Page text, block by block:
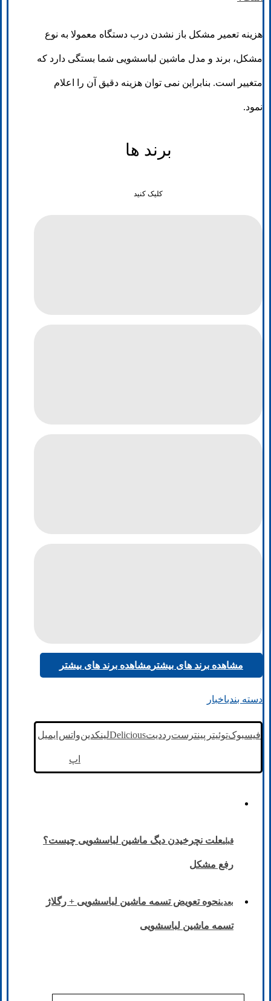
هزینه تعمیر مشکل باز نشدن درب دستگاه معمولا به نوع
مشکل، برند و مدل ماشین لباسشویی شما بستگی دارد که
متغییر است. بنابراین نمی توان هزینه دقیق آن را اعلام
نمود.
برند ها
کلیک کنید
مشاهده برند های بیشتر مشاهده برند های بیشتر
دسته بندیاخبار
فیسبوکتوئیتر پینترسترددیتDeliciousلینکدینواتس
اپ
ایمیل
قبلیعلت نچرخیدن دیگ ماشین لباسشویی چیست؟
رفع مشکل
بعدینحوه تعویض تسمه ماشین لباسشویی + رگلاژ
تسمه ماشین لباسشویی